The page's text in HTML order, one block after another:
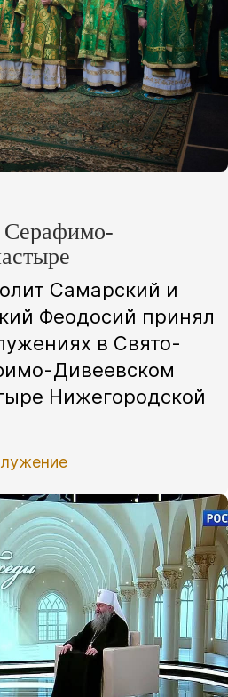
Серафимо-
Самарский и
Феодосий принял
в Свято-
Дивеевском
Нижегородской